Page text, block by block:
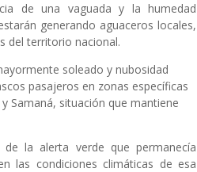
de una vaguada y la humedad
generando aguaceros locales,
del territorio nacional.
soleado y nubosidad
pasajeros en zonas específicas
Samaná, situación que mantiene
la alerta verde que permanecía
las condiciones climáticas de esa